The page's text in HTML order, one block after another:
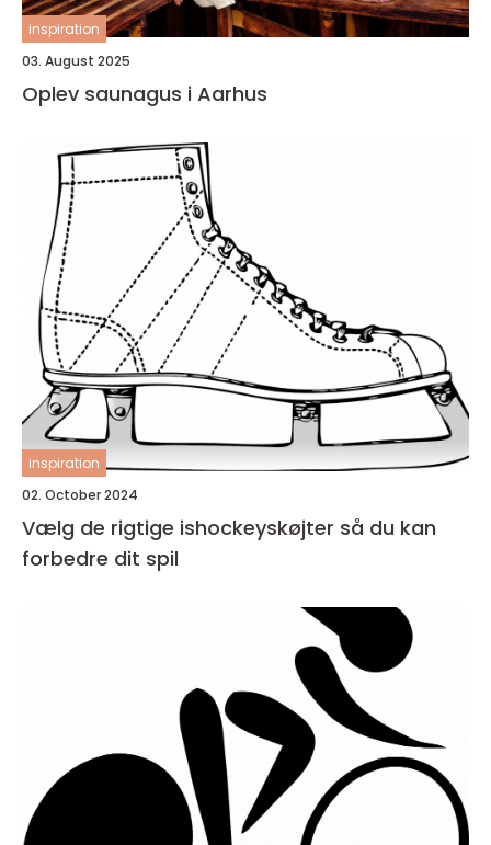
inspiration
03. August 2025
Oplev saunagus i Aarhus
inspiration
02. October 2024
Vælg de rigtige ishockeyskøjter så du kan
forbedre dit spil